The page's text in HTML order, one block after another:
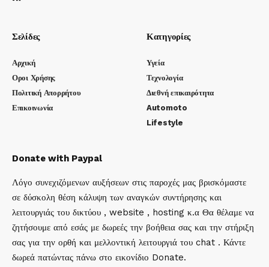
Σελίδες
Αρχική
Οροι Χρήσης
Πολιτική Απορρήτου
Επικοινωνία
Κατηγορίες
Υγεία
Τεχνολογία
Διεθνή επικαιρότητα
Automoto
Lifestyle
Donate with Paypal
Λόγο συνεχιζόμενων αυξήσεων στις παροχές μας βρισκόμαστε
σε δύσκολη θέση κάλυψη των αναγκών συντήρησης και
λειτουργιάς του δικτύου , website , hosting κ.α Θα θέλαμε να
ζητήσουμε από εσάς με δωρεές την βοήθεια σας και την στήριξη
σας για την ορθή και μελλοντική λειτουργιά του chat . Κάντε
δωρεά πατώντας πάνω στο εικονίδιο Donate.